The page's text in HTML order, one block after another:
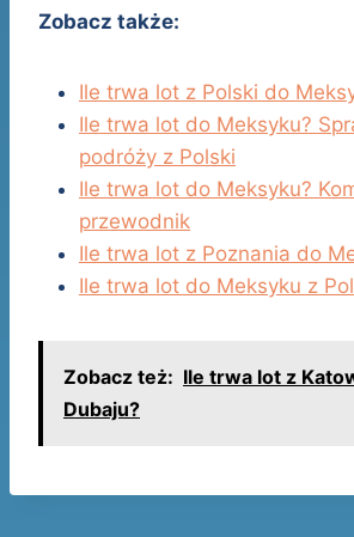
Zobacz także:
Ile trwa lot z Polski do
Ile trwa lot do Meksyku?
podróży z Polski
Ile trwa lot do Meksyku?
przewodnik
Ile trwa lot z Poznania do
Ile trwa lot do Meksyku z
Zobacz też: Ile trwa lot z
Dubaju?